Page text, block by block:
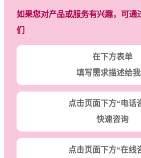
如果您对产品或服务有兴趣，可通
们
在下方表单
填写需求描述给我
点击页面下方“电话
快速咨询
点击页面下方“在线